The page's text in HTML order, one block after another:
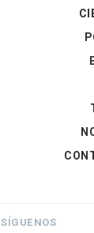
SÍGUENOS